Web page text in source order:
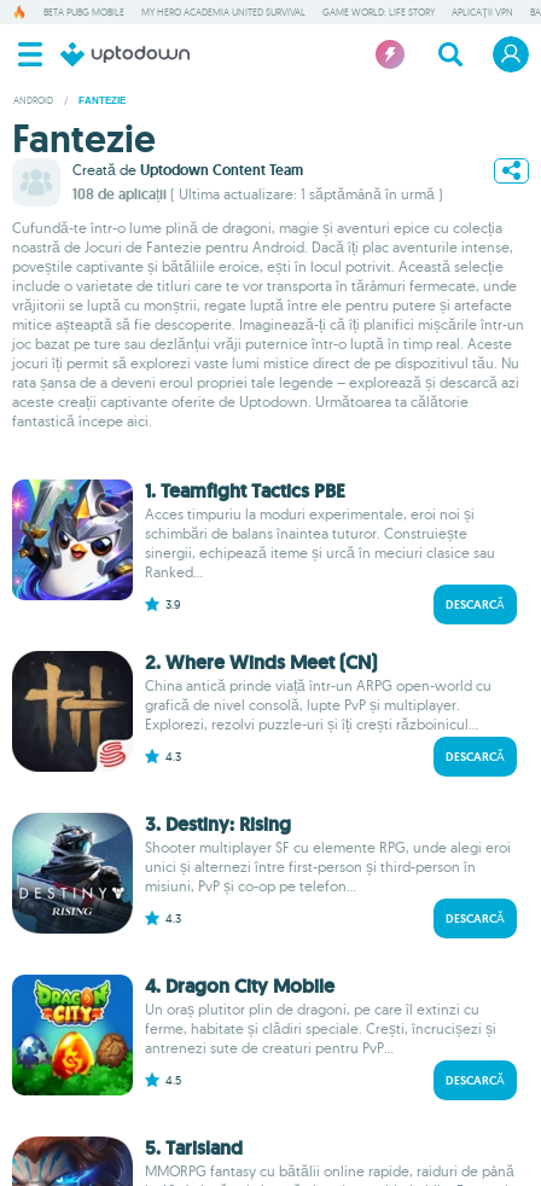
BETA PUBG MOBILE MY HERO ACADEMIA UNITED SURVIVAL GAME WORLD: LIFE STORY APLICAȚII VPN
ANDROID / FANTEZIE
Fantezie
Creată de Uptodown Content Team
108 de aplicații ( Ultima actualizare: 1 săptămână în urmă )
Cufundă-te într-o lume plină de dragoni, magie și aventuri epice cu colecția
noastră de Jocuri de Fantezie pentru Android. Dacă îți plac aventurile intense,
poveștile captivante și bătăliile eroice, ești în locul potrivit. Această selecție
include o varietate de titluri care te vor transporta în tărâmuri fermecate, unde
vrăjitorii se luptă cu monștrii, regate luptă între ele pentru putere și artefacte
mitice așteaptă să fie descoperite. Imaginează-ți că îți planifici mișcările într-un
joc bazat pe ture sau dezlănțui vrăji puternice într-o luptă în timp real. Aceste
jocuri îți permit să explorezi vaste lumi mistice direct de pe dispozitivul tău. Nu
rata șansa de a deveni eroul propriei tale legende – explorează și descarcă azi
aceste creații captivante oferite de Uptodown. Următoarea ta călătorie
fantastică începe aici.
1. Teamfight Tactics PBE
Acces timpuriu la moduri experimentale, eroi noi și
schimbări de balans înaintea tuturor. Construiește
sinergii, echipează iteme și urcă în meciuri clasice sau
Ranked...
3.9 DESCARCĂ
2. Where Winds Meet (CN)
China antică prinde viață într-un ARPG open-world cu
grafică de nivel consolă, lupte PvP și multiplayer.
Explorezi, rezolvi puzzle-uri și îți crești războinicul...
4.3 DESCARCĂ
3. Destiny: Rising
Shooter multiplayer SF cu elemente RPG, unde alegi eroi
unici și alternezi între first-person și third-person în
misiuni, PvP și co-op pe telefon...
4.3 DESCARCĂ
4. Dragon City Mobile
Un oraș plutitor plin de dragoni, pe care îl extinzi cu
ferme, habitate și clădiri speciale. Crești, încrucișezi și
antrenezi sute de creaturi pentru PvP...
4.5 DESCARCĂ
5. Tarisland
MMORPG fantasy cu bătălii online rapide, raiduri de până